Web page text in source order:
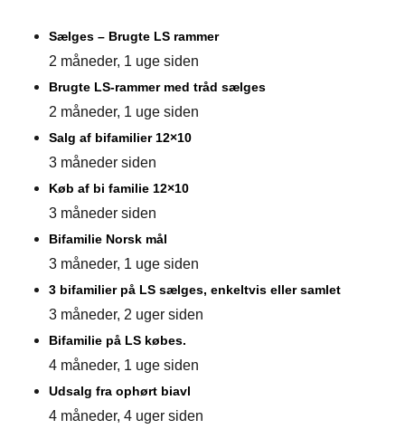
Sælges – Brugte LS rammer
2 måneder, 1 uge siden
Brugte LS-rammer med tråd sælges
2 måneder, 1 uge siden
Salg af bifamilier 12×10
3 måneder siden
Køb af bi familie 12×10
3 måneder siden
Bifamilie Norsk mål
3 måneder, 1 uge siden
3 bifamilier på LS sælges, enkeltvis eller samlet
3 måneder, 2 uger siden
Bifamilie på LS købes.
4 måneder, 1 uge siden
Udsalg fra ophørt biavl
4 måneder, 4 uger siden